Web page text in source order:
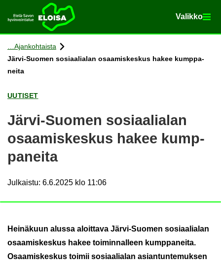
Etusi­vu Va­lik­ko
Va­lik­ko
Siir­ry si­säl­töön
Ajan­koh­tais­ta
Järvi-​Suomen so­si­aa­lia­lan osaa­mis­kes­kus hakee kump­pa­
nei­ta
UU­TI­SET
Järvi-​Suomen so­si­aa­lia­lan
osaa­mis­kes­kus hakee kump­
pa­nei­ta
Julkaistu: 6.6.2025 klo 11:06
Hei­nä­kuun alus­sa aloit­ta­va Järvi-​Suomen so­si­aa­lia­lan
osaa­mis­kes­kus hakee toi­min­nal­leen kump­pa­nei­ta.
Osaa­mis­kes­kus toi­mii so­si­aa­lia­lan asian­tun­te­muk­sen